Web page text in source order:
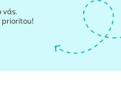
vás.
prioritou!